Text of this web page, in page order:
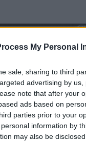
My Personal
sale, sharing to third
advertising by
note that after your
ads based on
parties prior to your
information by
may also be